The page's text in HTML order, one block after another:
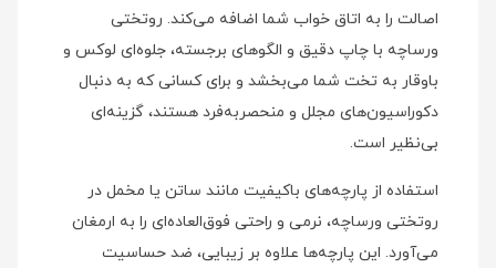
اصالت را به اتاق خواب شما اضافه می‌کند. روتختی
ورساچه با چاپ دقیق و الگوهای برجسته، جلوه‌ای لوکس و
باوقار به تخت شما می‌بخشد و برای کسانی که به دنبال
دکوراسیون‌های مجلل و منحصر‌به‌فرد هستند، گزینه‌ای
بی‌نظیر است.
استفاده از پارچه‌های باکیفیت مانند ساتن یا مخمل در
روتختی ورساچه، نرمی و راحتی فوق‌العاده‌ای را به ارمغان
می‌آورد. این پارچه‌ها علاوه بر زیبایی، ضد حساسیت